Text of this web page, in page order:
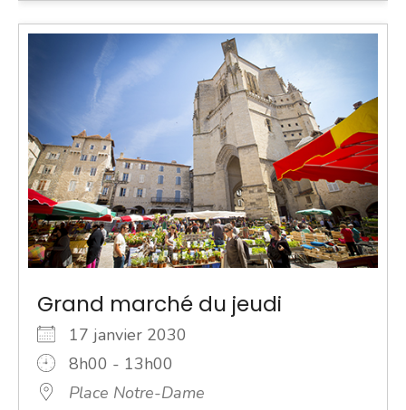
Grand marché du jeudi
17 janvier 2030
8h00 - 13h00
Place Notre-Dame